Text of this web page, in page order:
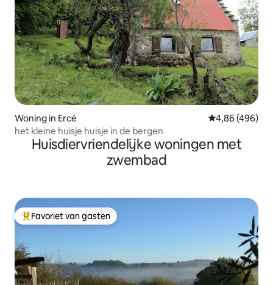
Woning in Ercé Gemiddelde
4,86 (496)
het kleine huisje huisje in de bergen
Huisdiervriendelijke woningen met
zwembad
Topfavoriet van gasten
Favoriet van gasten